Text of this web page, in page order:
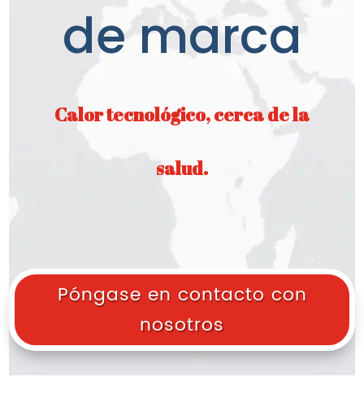
de marca
Calor tecnológico, cerca de la
salud.
Póngase en contacto con
nosotros